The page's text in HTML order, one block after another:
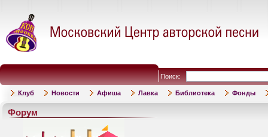
Поиск:
Клуб Новости Афиша Лавка Библиотека Фонды
Форум